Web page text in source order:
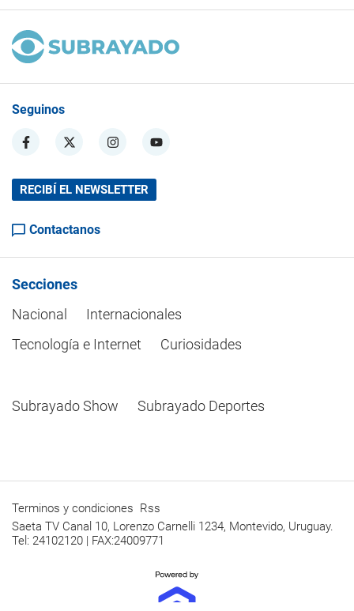
Seguinos
RECIBÍ EL NEWSLETTER
Contactanos
Secciones
Nacional
Internacionales
Tecnología e Internet
Curiosidades
Subrayado Show Subrayado Deportes
Terminos y condiciones Rss
Saeta TV Canal 10, Lorenzo Carnelli 1234, Montevido, Uruguay.
Tel: 24102120 | FAX:24009771